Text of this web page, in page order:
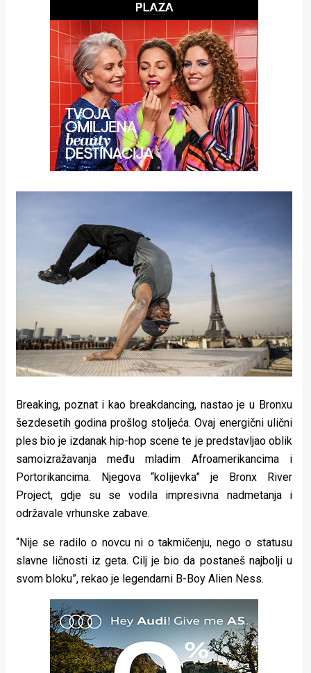
Aktuelnosti
Breaking, poznat i kao breakdancing, nastao je u Bronxu
šezdesetih godina prošlog stoljeća. Ovaj energični ulični
ples bio je izdanak hip-hop scene te je predstavljao oblik
samoizražavanja među mladim Afroamerikancima i
Portorikancima. Njegova “kolijevka” je Bronx River
Project, gdje su se vodila impresivna nadmetanja i
održavale vrhunske zabave.
“Nije se radilo o novcu ni o takmičenju, nego o statusu
slavne ličnosti iz geta. Cilj je bio da postaneš najbolji u
svom bloku”, rekao je legendarni B-Boy Alien Ness.